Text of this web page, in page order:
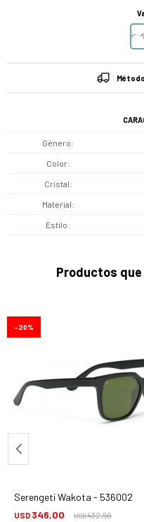
Género
Color
Cristal
Material
Estilo
Productos
Serengeti Wakota - 536002
USD 346,00 USD432,50
20